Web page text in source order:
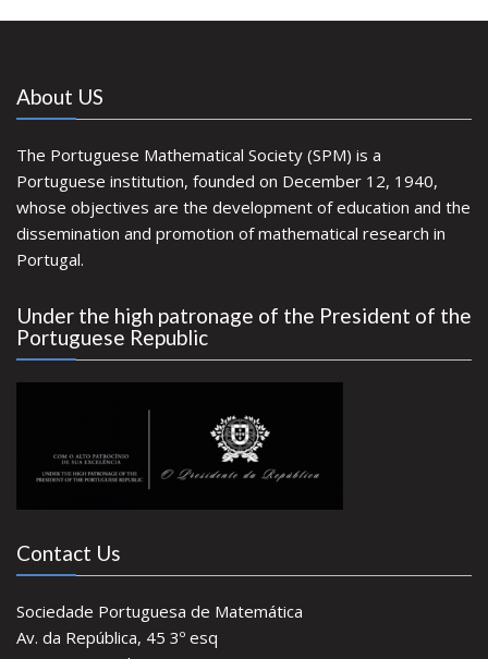
About US
The Portuguese Mathematical Society (SPM) is a
Portuguese institution, founded on December 12, 1940,
whose objectives are the development of education and the
dissemination and promotion of mathematical research in
Portugal.
Under the high patronage of the President of the
Portuguese Republic
Contact Us
Sociedade Portuguesa de Matemática
Av. da República, 45 3º esq